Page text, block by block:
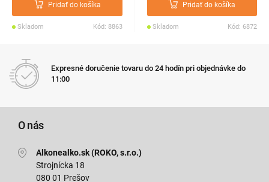
Pridať do košíka
Skladom Kód: 8863
Pridať do košíka
Skladom Kód: 6872
Expresné doručenie tovaru do 24 hodín pri objednávke do
11:00
O nás
Alkonealko.sk (ROKO, s.r.o.)
Strojnícka 18
080 01 Prešov